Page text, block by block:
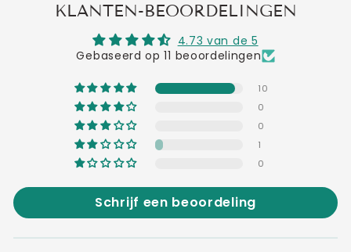
KLANTEN-BEOORDELINGEN
4.73 van de 5
Gebaseerd op 11 beoordelingen
10
0
0
1
0
Schrijf een beoordeling